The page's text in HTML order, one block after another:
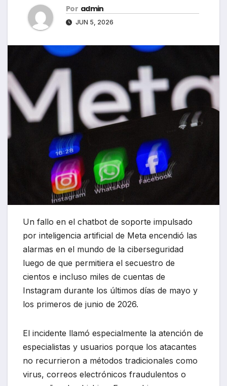
Por admin
JUN 5, 2026
Un fallo en el chatbot de soporte impulsado
por inteligencia artificial de Meta encendió las
alarmas en el mundo de la ciberseguridad
luego de que permitiera el secuestro de
cientos e incluso miles de cuentas de
Instagram durante los últimos días de mayo y
los primeros de junio de 2026.
El incidente llamó especialmente la atención de
especialistas y usuarios porque los atacantes
no recurrieron a métodos tradicionales como
virus, correos electrónicos fraudulentos o